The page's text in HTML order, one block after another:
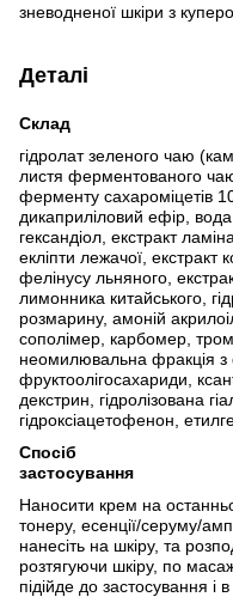
зневодненої шкіри з
Деталі
Склад
гідролат зеленого чаю
листя ферментованого
ферменту сахароміцетів
дикаприліловий ефір,
гександіол, екстракт
екліпти лежачої, екстракт
фелінусу льняного,
лимонника китайського,
розмарину, амоній
сополімер, карбомер,
неомилювальна фракція з
фруктоолігосахариди,
декстрин, гідролізована
гідроксіацетофенон,
Спосіб
застосування
Наносити крем на
тонеру, есенції/серуму/
нанесіть на шкіру, та
розтягуючи шкіру, по
підійде до застосування і в